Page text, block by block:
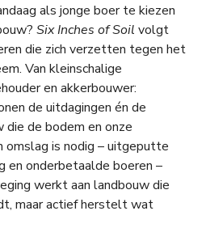
als jonge boer te kiezen
Six Inches of Soil volgt
die zich verzetten tegen het
Van kleinschalige
en akkerbouwer:
de uitdagingen én de
die de bodem en onze
omslag is nodig – uitgeputte
en onderbetaalde boeren –
werkt aan landbouw die
maar actief herstelt wat